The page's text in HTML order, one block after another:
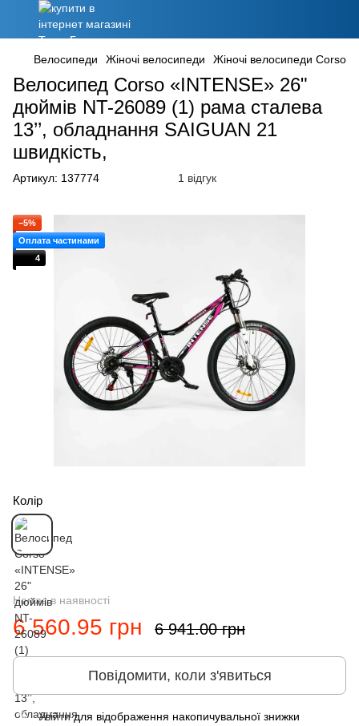
Велосипеди Жіночі велосипеди Жіночі велосипеди Corso
Велосипед Corso «INTENSE» 26"
дюймів NT-26089 (1) рама сталева
13’’, обладнання SAIGUAN 21
швидкість,
Артикул: 137774 1 відгук
−5%
Оплата частинами
4
Колір
Немає в наявності
6 560.95 грн 6 941.00 грн
Повідомити, коли з'явиться
% Увійтидля відображення накопичувальної знижки